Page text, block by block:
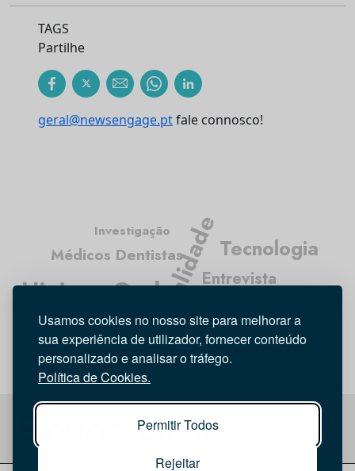
Usamos cookies no nosso site para melhorar a
sua experiência de utilizador, fornecer conteúdo
personalizado e analisar o tráfego.
Política de Cookies.
Permitir Todos
Rejeitar
TAGS
Partilhe
geral@newsengage.ptfale connosco!
Atualidade
Médicos Dentistas
Higiene Oral Entrevista
Tecnologia
Investigação